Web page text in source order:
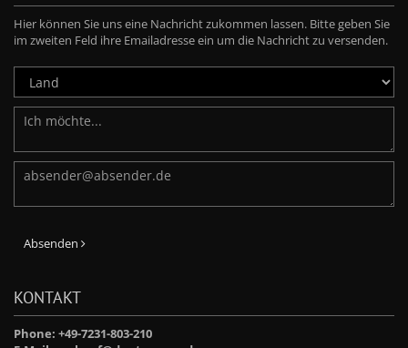
Hier können Sie uns eine Nachricht zukommen lassen. Bitte geben Sie
im zweiten Feld ihre Emailadresse ein um die Nachricht zu versenden.
Absenden
KONTAKT
Phone: +49-7231-803-210